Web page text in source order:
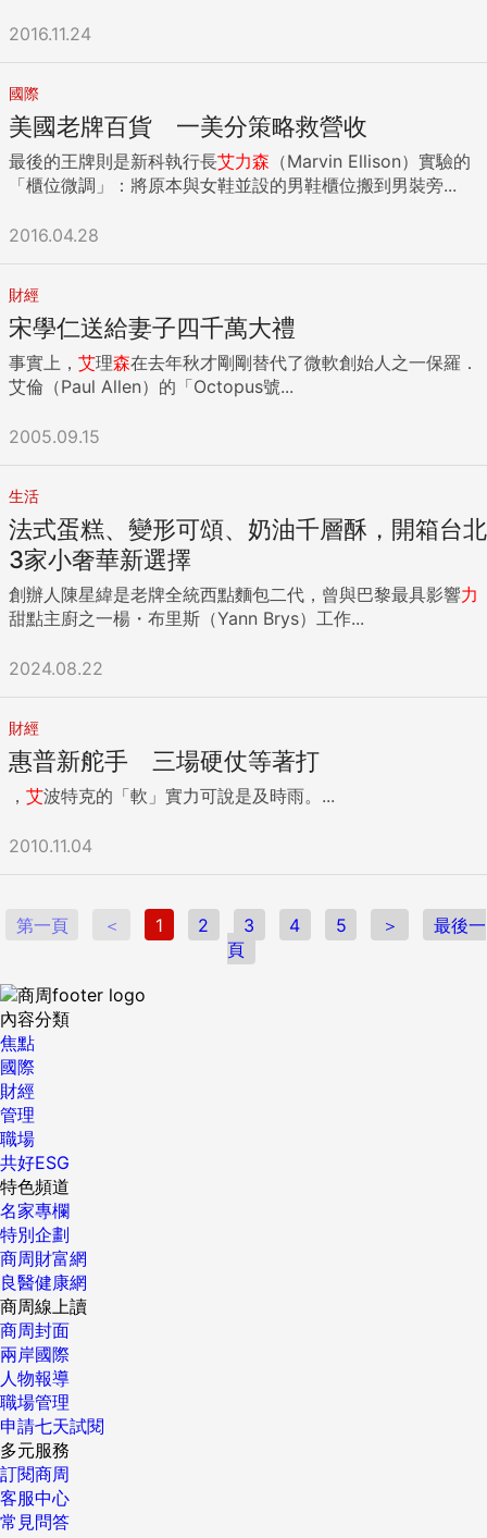
2016.11.24
國際
美國老牌百貨 一美分策略救營收
最後的王牌則是新科執行長艾力森 （Marvin Ellison）實驗的
「櫃位微調」：將原本與女鞋並設的男鞋櫃位搬到男裝旁...
2016.04.28
財經
宋學仁送給妻子四千萬大禮
事實上， 艾理森在去年秋才剛剛替代了微軟創始人之一保羅．
艾倫（Paul Allen）的「Octopus號...
2005.09.15
生活
法式蛋糕、變形可頌、奶油千層酥，開箱台北
3家小奢華新選擇
創辦人陳星緯是老牌全統西點麵包二代，曾與巴黎最具影響力
甜點主廚之一楊・布里斯（Yann Brys）工作...
2024.08.22
財經
惠普新舵手 三場硬仗等著打
， 艾波特克的「軟」實力可說是及時雨。...
2010.11.04
第一頁 ＜ 1 2 3 4 5 ＞
最後一
頁
內容分類
焦點
國際
財經
管理
職場
共好ESG
特色頻道
名家專欄
特別企劃
商周財富網
良醫健康網
商周線上讀
商周封面
兩岸國際
人物報導
職場管理
申請七天試閱
多元服務
訂閱商周
客服中心
常見問答